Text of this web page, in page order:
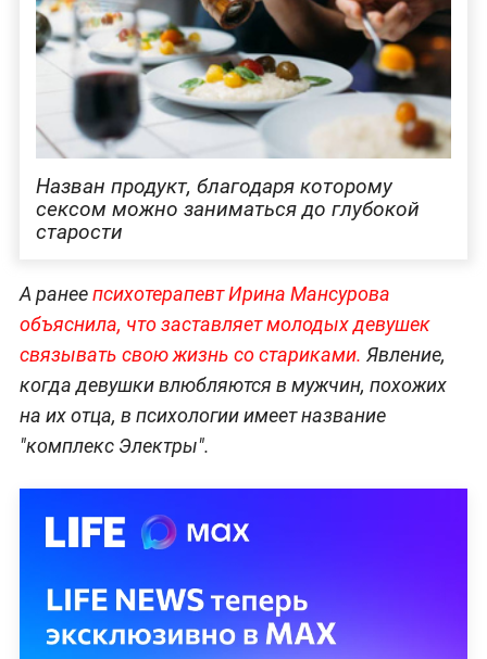
Назван продукт, благодаря которому
сексом можно заниматься до глубокой
старости
А ранеепсихотерапевт Ирина Мансурова
объяснила, что заставляет молодых девушек
связывать свою жизнь со стариками. Явление,
когда девушки влюбляются в мужчин, похожих
на их отца, в психологии имеет название
"комплекс Электры".